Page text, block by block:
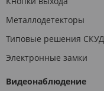
Металлодетекторы
Типовые решения СКУД
Электронные замки
Видеонаблюдение